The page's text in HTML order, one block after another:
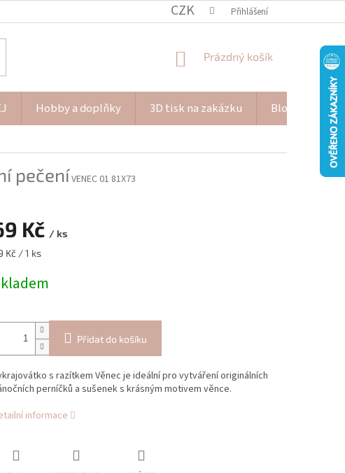
CZK Přihlášení
NÁKUPNÍ
Prázdný košík
Hobby a doplňky 3D tisk na zakázku Blog Pana
pečeníVENEC 01 81X73
Kč / ks
Kč / 1 ks
Přidat do košíku
s razítkem Věnec je ideální pro vytváření originálních
perníčků a sušenek s krásným motivem věnce.
informace